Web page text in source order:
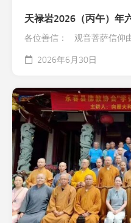
天禄岩2026（丙午）年
各位善信： 观音菩萨信仰
2026年6月30日